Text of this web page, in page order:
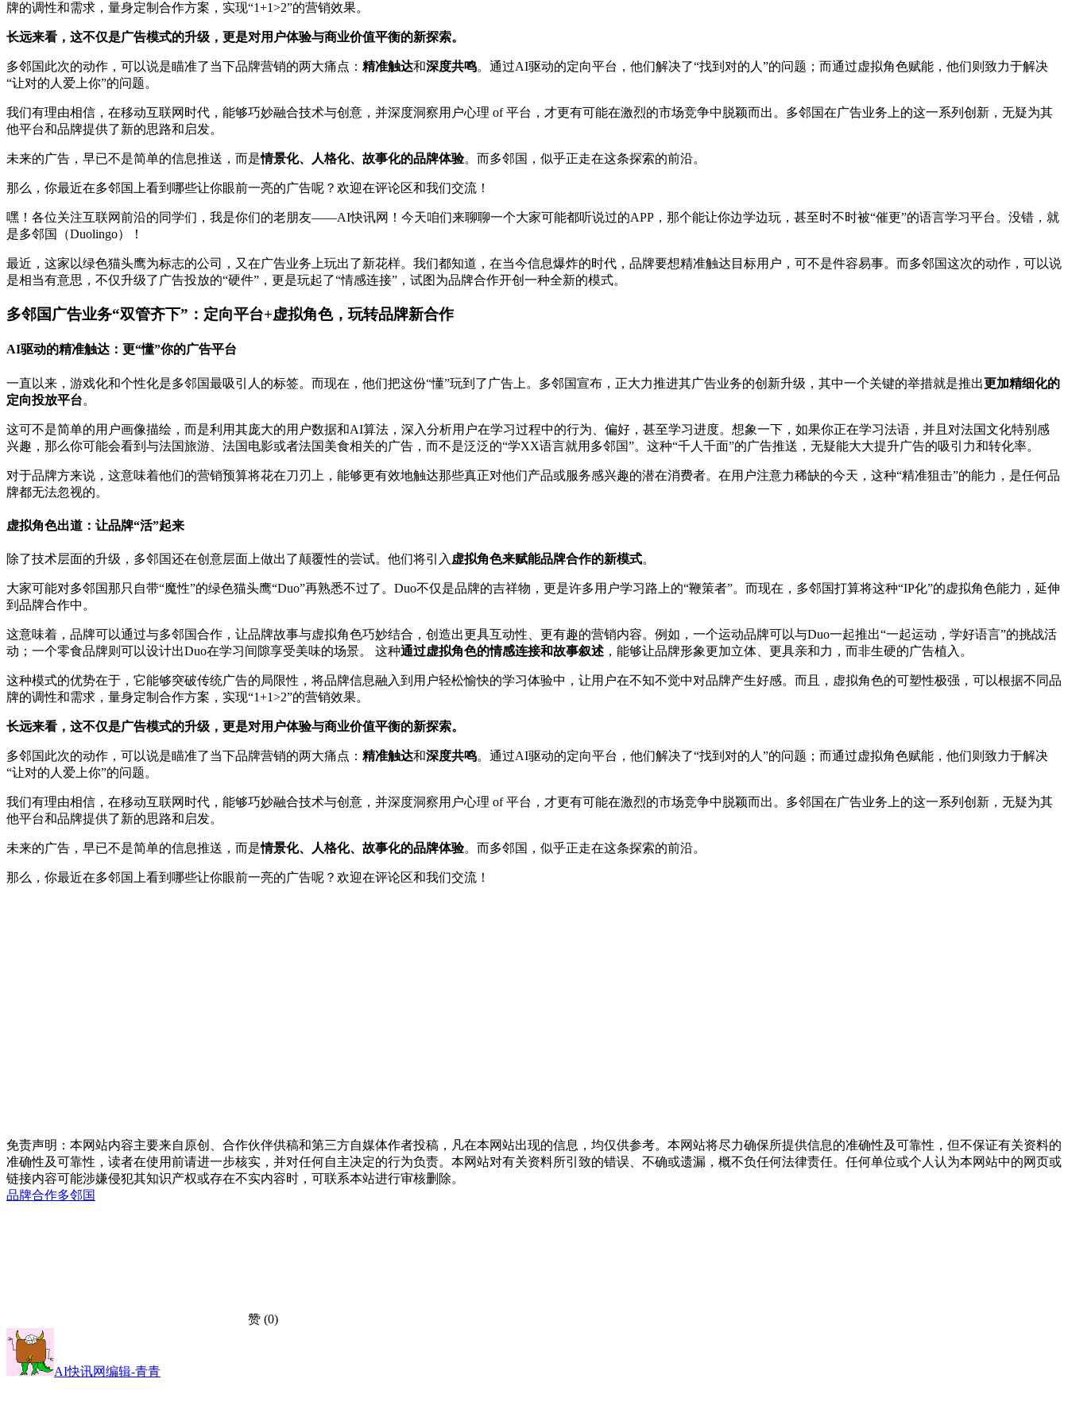
牌的调性和需求，量身定制合作方案，实现“1+1>2”的营销效果。
长远来看，这不仅是广告模式的升级，更是对用户体验与商业价值平衡的新探索。
多邻国此次的动作，可以说是瞄准了当下品牌营销的两大痛点： 精准触达和深度共鸣。通过AI驱动的定向平台，他们解决了“找到对的人”的问题；而通过虚拟角色赋能，他们则致力于解决
“让对的人爱上你”的问题。
我们有理由相信，在移动互联网时代，能够巧妙融合技术与创意，并深度洞察用户心理 of 平台，才更有可能在激烈的市场竞争中脱颖而出。多邻国在广告业务上的这一系列创新，无疑为其
他平台和品牌提供了新的思路和启发。
未来的广告，早已不是简单的信息推送，而是情景化、人格化、故事化的品牌体验。而多邻国，似乎正走在这条探索的前沿。
那么，你最近在多邻国上看到哪些让你眼前一亮的广告呢？欢迎在评论区和我们交流！
嘿！各位关注互联网前沿的同学们，我是你们的老朋友——AI快讯网！今天咱们来聊聊一个大家可能都听说过的APP，那个能让你边学边玩，甚至时不时被“催更”的语言学习平台。没错，就
是多邻国（Duolingo）！
最近，这家以绿色猫头鹰为标志的公司，又在广告业务上玩出了新花样。我们都知道，在当今信息爆炸的时代，品牌要想精准触达目标用户，可不是件容易事。而多邻国这次的动作，可以说
是相当有意思，不仅升级了广告投放的“硬件”，更是玩起了“情感连接”，试图为品牌合作开创一种全新的模式。
多邻国广告业务“双管齐下”：定向平台+虚拟角色，玩转品牌新合作
AI驱动的精准触达：更“懂”你的广告平台
一直以来，游戏化和个性化是多邻国最吸引人的标签。而现在，他们把这份“懂”玩到了广告上。多邻国宣布，正大力推进其广告业务的创新升级，其中一个关键的举措就是推出更加精细化的
定向投放平台。
这可不是简单的用户画像描绘，而是利用其庞大的用户数据和AI算法，深入分析用户在学习过程中的行为、偏好，甚至学习进度。想象一下，如果你正在学习法语，并且对法国文化特别感
兴趣，那么你可能会看到与法国旅游、法国电影或者法国美食相关的广告，而不是泛泛的“学XX语言就用多邻国”。这种“千人千面”的广告推送，无疑能大大提升广告的吸引力和转化率。
对于品牌方来说，这意味着他们的营销预算将花在刀刃上，能够更有效地触达那些真正对他们产品或服务感兴趣的潜在消费者。在用户注意力稀缺的今天，这种“精准狙击”的能力，是任何品
牌都无法忽视的。
虚拟角色出道：让品牌“活”起来
除了技术层面的升级，多邻国还在创意层面上做出了颠覆性的尝试。他们将引入 虚拟角色来赋能品牌合作的新模式。
大家可能对多邻国那只自带“魔性”的绿色猫头鹰“Duo”再熟悉不过了。Duo不仅是品牌的吉祥物，更是许多用户学习路上的“鞭策者”。而现在，多邻国打算将这种“IP化”的虚拟角色能力，延伸
到品牌合作中。
这意味着，品牌可以通过与多邻国合作，让品牌故事与虚拟角色巧妙结合，创造出更具互动性、更有趣的营销内容。例如，一个运动品牌可以与Duo一起推出“一起运动，学好语言”的挑战活
动；一个零食品牌则可以设计出Duo在学习间隙享受美味的场景。 这种通过虚拟角色的情感连接和故事叙述 ，能够让品牌形象更加立体、更具亲和力，而非生硬的广告植入。
这种模式的优势在于，它能够突破传统广告的局限性，将品牌信息融入到用户轻松愉快的学习体验中，让用户在不知不觉中对品牌产生好感。而且，虚拟角色的可塑性极强，可以根据不同品
牌的调性和需求，量身定制合作方案，实现“1+1>2”的营销效果。
长远来看，这不仅是广告模式的升级，更是对用户体验与商业价值平衡的新探索。
多邻国此次的动作，可以说是瞄准了当下品牌营销的两大痛点： 精准触达和深度共鸣。通过AI驱动的定向平台，他们解决了“找到对的人”的问题；而通过虚拟角色赋能，他们则致力于解决
“让对的人爱上你”的问题。
我们有理由相信，在移动互联网时代，能够巧妙融合技术与创意，并深度洞察用户心理 of 平台，才更有可能在激烈的市场竞争中脱颖而出。多邻国在广告业务上的这一系列创新，无疑为其
他平台和品牌提供了新的思路和启发。
未来的广告，早已不是简单的信息推送，而是情景化、人格化、故事化的品牌体验。而多邻国，似乎正走在这条探索的前沿。
那么，你最近在多邻国上看到哪些让你眼前一亮的广告呢？欢迎在评论区和我们交流！
免责声明：本网站内容主要来自原创、合作伙伴供稿和第三方自媒体作者投稿，凡在本网站出现的信息，均仅供参考。本网站将尽力确保所提供信息的准确性及可靠性，但不保证有关资料的
准确性及可靠性，读者在使用前请进一步核实，并对任何自主决定的行为负责。本网站对有关资料所引致的错误、不确或遗漏，概不负任何法律责任。任何单位或个人认为本网站中的网页或
链接内容可能涉嫌侵犯其知识产权或存在不实内容时，可联系本站进行审核删除。
品牌合作多邻国
赞 (0)
AI快讯网编辑-青青